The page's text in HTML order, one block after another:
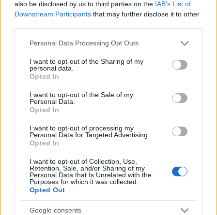
also be disclosed by us to third parties on the IAB’s List of
Downstream Participants that may further disclose it to other
Please note that this website/app uses one or more Google
not limited to your visit or usage behaviour. You may click to
grant or deny consent to Google and its third-party tags to
use your data for below specified purposes in below Google
consent section.
Personal Data Processing Opt Outs
I want to opt-out of the Sharing of my
personal data.
Opted In
I want to opt-out of the Sale of my
Personal Data.
Opted In
I want to opt-out of processing my
Personal Data for Targeted Advertising.
Opted In
I want to opt-out of Collection, Use,
Retention, Sale, and/or Sharing of my
Personal Data that Is Unrelated with the
Purposes for which it was collected.
Opted Out
Google consents
Az 1983-ban Gyergyóremetén született
Molnár Levente a csíkszeredai Nagy István
Zene- és Képzőművészeti Szakközépiskola
évesen, 2001-ben debütált az aradi Nemzeti
Színházban. Ugyanebben az évben nyert
magánének szakára, ahol román mesterei
voltak, többek között Marian Boboia. 2009
társulatának egyik vezető művésze, de
évente 4-5 hónapig a világ számos
mellett a londoni Covent Gardenben, a bécsi
Staatsoperben vagy Bordeaux-ban is fellép.
Anyaszínházának azonban továbbra is a
Magyar Állami Operaházat tekinti, ahol 2004-
ben mutatkozott be, és saját szavai szerint